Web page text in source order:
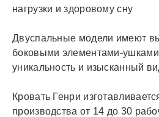
нагрузки и здоровому сну
Двуспальные модели имеют
боковыми элементами-
уникальность и изысканный
Кровать Генри
производства от 14 до 30